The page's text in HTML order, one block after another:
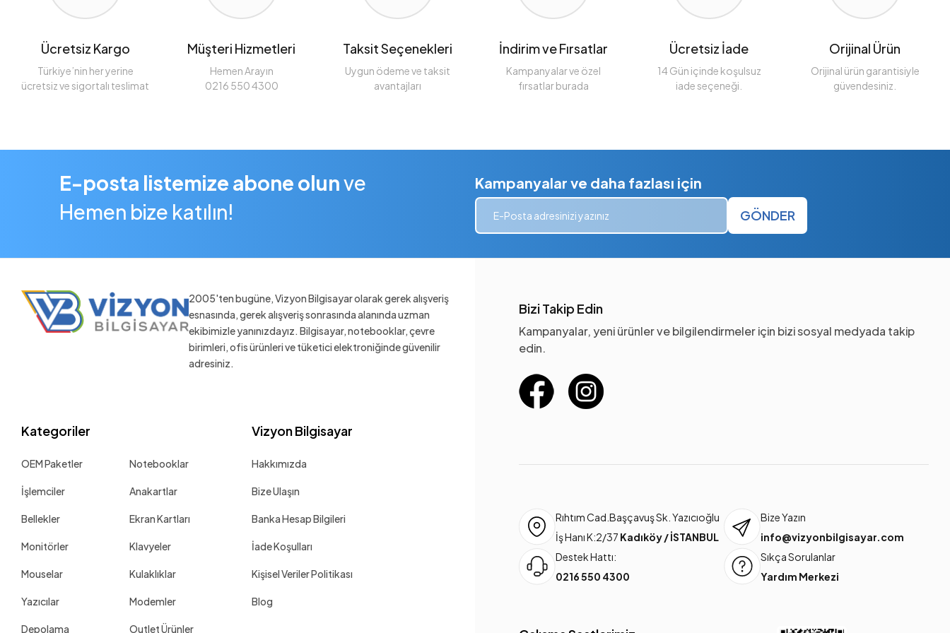
Ücretsiz Kargo
Türkiye’nin her yerine
ücretsiz ve sigortalı teslimat
Müşteri Hizmetleri
Hemen Arayın
0216 550 4300
Taksit Seçenekleri
Uygun ödeme ve taksit
avantajları
İndirim ve Fırsatlar
Kampanyalar ve özel
fırsatlar burada
Ücretsiz İade
14 Gün içinde koşulsuz
iade seçeneği.
Orijinal Ürün
Orijinal ürün garantisiyle
güvendesiniz.
E-posta listemize abone olunve
Hemen bize katılın!
Kampanyalar ve daha fazlası için
GÖNDER
2005'ten bugüne, Vizyon Bilgisayar olarak gerek alışveriş
esnasında, gerek alışveriş sonrasında alanında uzman
ekibimizle yanınızdayız. Bilgisayar, notebooklar, çevre
birimleri, ofis ürünleri ve tüketici elektroniğinde güvenilir
adresiniz.
Kategoriler
OEM Paketler Notebooklar
İşlemciler Anakartlar
Bellekler Ekran Kartları
Monitörler Klavyeler
Mouselar Kulaklıklar
Yazıcılar Modemler
Depolama Outlet Ürünler
Vizyon Bilgisayar
Hakkımızda
Bize Ulaşın
Banka Hesap Bilgileri
İade Koşulları
Kişisel Veriler Politikası
Blog
Bizi Takip Edin
Kampanyalar, yeni ürünler ve bilgilendirmeler için bizi sosyal medyada takip
edin.
Rıhtım Cad.Başçavuş Sk. Yazıcıoğlu
İş Hanı K:2/37 Kadıköy / İSTANBUL
Bize Yazın
info@vizyonbilgisayar.com
Destek Hattı:
0216 550 4300
Sıkça Sorulanlar
Yardım Merkezi